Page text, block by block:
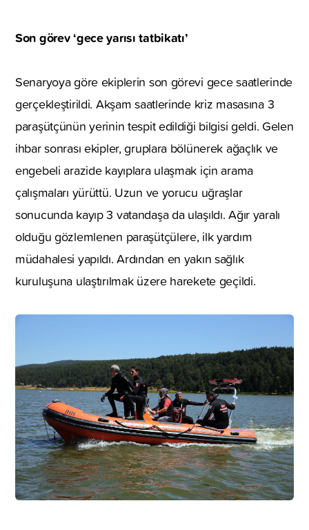
Son görev ‘gece yarısı tatbikatı’
Senaryoya göre ekiplerin son görevi gece saatlerinde
gerçekleştirildi. Akşam saatlerinde kriz masasına 3
paraşütçünün yerinin tespit edildiği bilgisi geldi. Gelen
ihbar sonrası ekipler, gruplara bölünerek ağaçlık ve
engebeli arazide kayıplara ulaşmak için arama
çalışmaları yürüttü. Uzun ve yorucu uğraşlar
sonucunda kayıp 3 vatandaşa da ulaşıldı. Ağır yaralı
olduğu gözlemlenen paraşütçülere, ilk yardım
müdahalesi yapıldı. Ardından en yakın sağlık
kuruluşuna ulaştırılmak üzere harekete geçildi.